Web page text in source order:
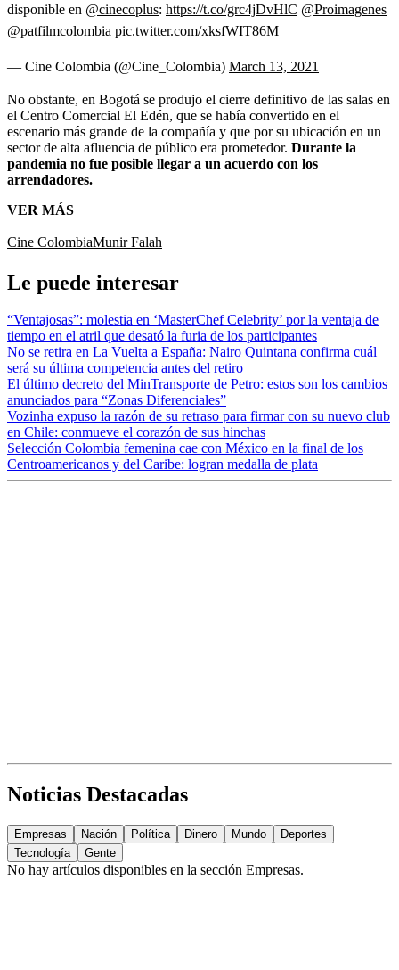
disponible en @cinecoplus: https://t.co/grc4jDvHlC @Proimagenes
@patfilmcolombia pic.twitter.com/xksfWIT86M
— Cine Colombia (@Cine_Colombia) March 13, 2021
No obstante, en Bogotá se produjo el cierre definitivo de las salas en
el Centro Comercial El Edén, que se había convertido en el
escenario más grande de la compañía y que por su ubicación en un
sector de alta afluencia de público era prometedor. Durante la
pandemia no fue posible llegar a un acuerdo con los
arrendadores.
VER MÁS
Cine ColombiaMunir Falah
Le puede interesar
“Ventajosas”: molestia en ‘MasterChef Celebrity’ por la ventaja de
tiempo en el atril que desató la furia de los participantes
No se retira en La Vuelta a España: Nairo Quintana confirma cuál
será su última competencia antes del retiro
El último decreto del MinTransporte de Petro: estos son los cambios
anunciados para “Zonas Diferenciales”
Vozinha expuso la razón de su retraso para firmar con su nuevo club
en Chile: conmueve el corazón de sus hinchas
Selección Colombia femenina cae con México en la final de los
Centroamericanos y del Caribe: logran medalla de plata
Noticias Destacadas
Empresas Nación Política Dinero Mundo
Deportes
Tecnología
Gente
No hay artículos disponibles en la sección Empresas.